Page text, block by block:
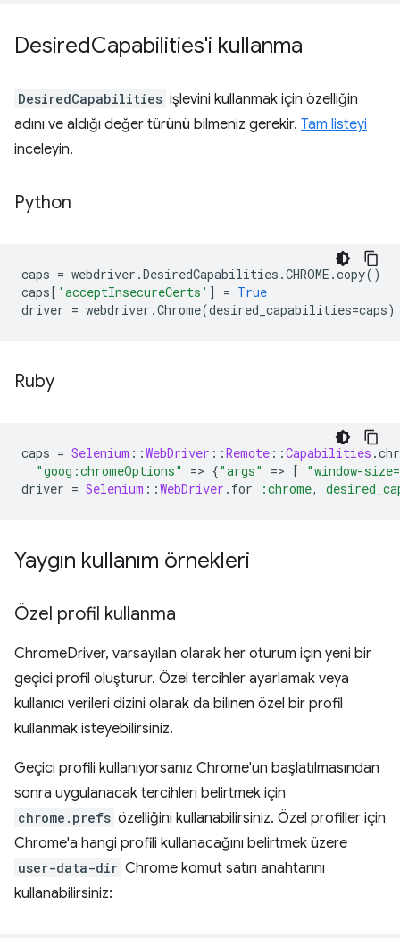
DesiredCapabilities'i kullanma
DesiredCapabilities işlevini kullanmak için özelliğin
adını ve aldığı değer türünü bilmeniz gerekir. Tam listeyi
inceleyin.
Python
caps = webdriver .DesiredCapabilities .CHROME .copy()
caps[ 'acceptInsecureCerts' ] = True
driver = webdriver .Chrome(desired_capabilities=caps)
Ruby
caps = Selenium ::WebDriver ::Remote ::Capabilities .
"goog:chromeOptions"
=> {"args" => [
"window-
driver = Selenium ::WebDriver . for :chrome,
Yaygın kullanım örnekleri
Özel profil kullanma
ChromeDriver, varsayılan olarak her oturum için yeni bir
geçici profil oluşturur. Özel tercihler ayarlamak veya
kullanıcı verileri dizini olarak da bilinen özel bir profil
kullanmak isteyebilirsiniz.
Geçici profili kullanıyorsanız Chrome'un başlatılmasından
sonra uygulanacak tercihleri belirtmek için
chrome.prefs özelliğini kullanabilirsiniz. Özel profiller için
Chrome'a hangi profili kullanacağını belirtmek üzere
user-data-dir Chrome komut satırı anahtarını
kullanabilirsiniz: